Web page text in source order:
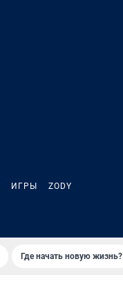
ИГРЫ ZODY
Где начать новую жизнь?